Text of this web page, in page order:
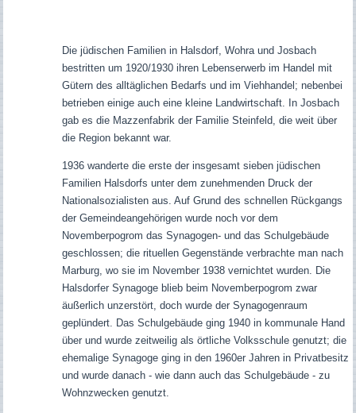
Die jüdischen Familien in Halsdorf, Wohra und Josbach
bestritten um 1920/1930 ihren Lebenserwerb im Handel mit
Gütern des alltäglichen Bedarfs und im Viehhandel; nebenbei
betrieben einige auch eine kleine Landwirtschaft. In Josbach
gab es die Mazzenfabrik der Familie Steinfeld, die weit über
die Region bekannt war.
1936 wanderte die erste der insgesamt sieben jüdischen
Familien Halsdorfs unter dem zunehmenden Druck der
Nationalsozialisten aus. Auf Grund des schnellen Rückgangs
der Gemeindeangehörigen wurde noch vor dem
Novemberpogrom das Synagogen- und das Schulgebäude
geschlossen; die rituellen Gegenstände verbrachte man nach
Marburg, wo sie im November 1938 vernichtet wurden. Die
Halsdorfer Synagoge blieb beim Novemberpogrom zwar
äußerlich unzerstört, doch wurde der Synagogenraum
geplündert.
Das Schulgebäude ging 1940 in kommunale Hand
über und wurde zeitweilig als örtliche Volksschule genutzt; die
ehemalige Synagoge ging in den 1960er Jahren in Privatbesitz
und wurde danach - wie dann auch das Schulgebäude - zu
Wohnzwecken genutzt.